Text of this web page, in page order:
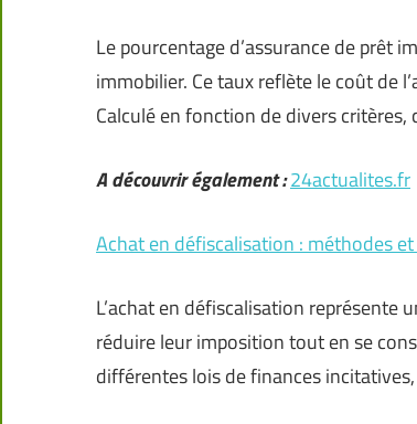
Le pourcentage d’assurance de prêt
immobilier. Ce taux reflète le coût de
Calculé en fonction de divers critères,
A découvrir également :24actualites.fr
Achat en défiscalisation : méthodes
L’achat en défiscalisation
réduire leur imposition tout en se
différentes lois de finances